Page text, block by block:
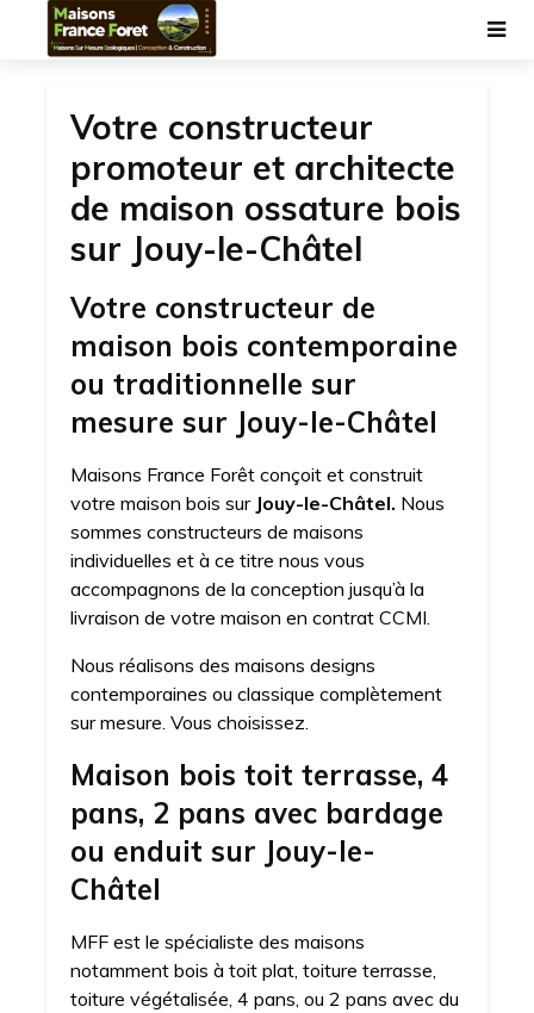
Votre constructeur
promoteur et architecte
de maison ossature bois
sur Jouy-le-Châtel
Votre constructeur de
maison bois contemporaine
ou traditionnelle sur
mesure sur Jouy-le-Châtel
Maisons France Forêt conçoit et construit
votre maison bois sur Jouy-le-Châtel. Nous
sommes constructeurs de maisons
individuelles et à ce titre nous vous
accompagnons de la conception jusqu’à la
livraison de votre maison en contrat CCMI.
Nous réalisons des maisons designs
contemporaines ou classique complètement
sur mesure. Vous choisissez.
Maison bois toit terrasse, 4
pans, 2 pans avec bardage
ou enduit sur Jouy-le-
Châtel
MFF est le spécialiste des maisons
notamment bois à toit plat, toiture terrasse,
toiture végétalisée, 4 pans, ou 2 pans avec du